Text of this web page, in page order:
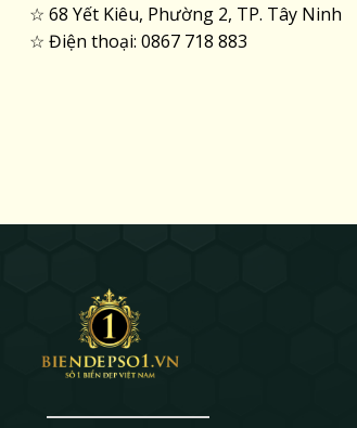
☆ 68 Yết Kiêu, Phường 2, TP. Tây Ninh
☆ Điện thoại: 0867 718 883